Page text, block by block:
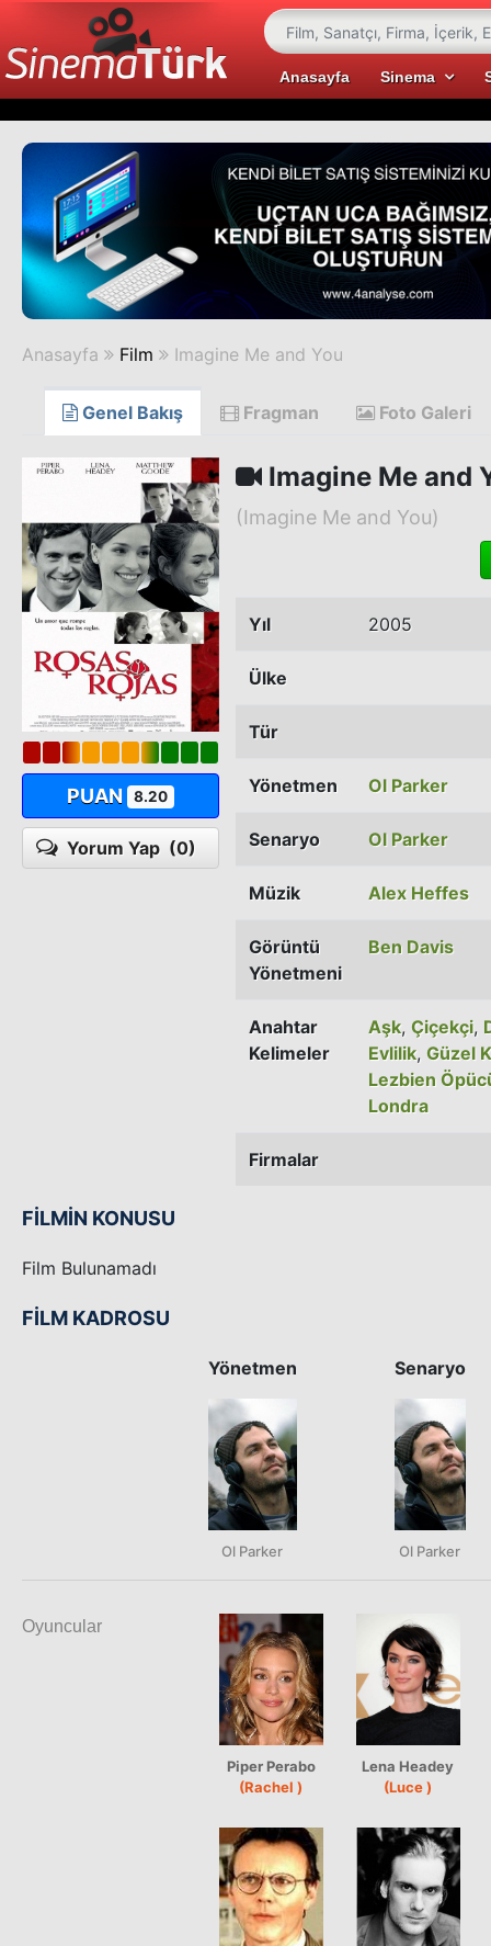
Anasayfa Sinema
Anasayfa Film Imagine Me and You
Genel Bakış Fragman Foto Galeri
PUAN 8.20
Yorum Yap (0)
Imagine Me and
(Imagine Me and You)
Yıl 2005
Ülke
Tür
Yönetmen Ol Parker
Senaryo Ol Parker
Müzik Alex Heffes
Görüntü
Yönetmeni
Ben Davis
Anahtar
Kelimeler
Aşk, Çiçekçi,
Evlilik, Güzel
Lezbien
Londra
Firmalar
FİLMİN KONUSU
Film Bulunamadı
FİLM KADROSU
Yönetmen
Ol Parker
Senaryo
Ol Parker
Oyuncular
Piper Perabo
(Rachel )
Lena Headey
(Luce )